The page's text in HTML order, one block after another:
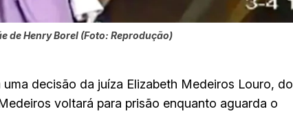
de Henry Borel (Foto: Reprodução)
decisão da juíza Elizabeth Medeiros Louro, do
voltará para prisão enquanto aguarda o